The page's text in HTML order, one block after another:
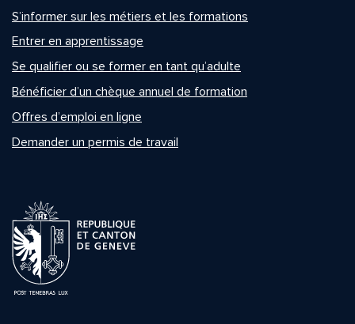
S’informer sur les métiers et les formations
Entrer en apprentissage
Se qualifier ou se former en tant qu’adulte
Bénéficier d’un chèque annuel de formation
Offres d’emploi en ligne
Demander un permis de travail